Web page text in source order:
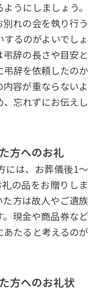
うにしましょう。
れの会を執り行う
るのがよいでしょ
辞の長さや目安と
辞を依頼したのか
容が重ならないよ
忘れずにお伝えし
方へのお礼
には、お葬儀後1～
の品をお贈りしま
方は故人やご遺族
現金や商品券など
たると考えるのが
方へのお礼状